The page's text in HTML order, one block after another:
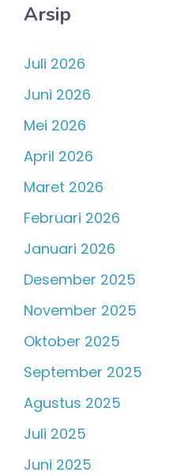
Arsip
Juli 2026
Juni 2026
Mei 2026
April 2026
Maret 2026
Februari 2026
Januari 2026
Desember 2025
November 2025
Oktober 2025
September 2025
Agustus 2025
Juli 2025
Juni 2025